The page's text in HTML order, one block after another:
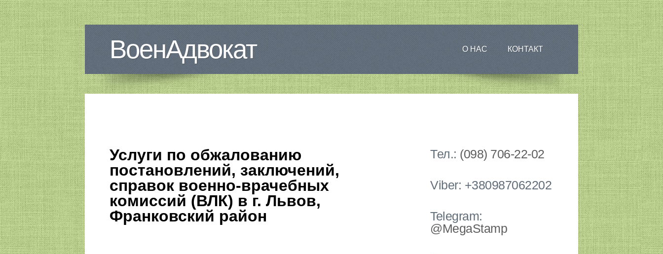
ВоенАдвокат О НАС КОНТАКТ
Услуги по обжалованию
постановлений, заключений,
справок военно-врачебных
комиссий (ВЛК) в г. Львов,
Франковский район
Тел.: (098) 706-22-02
Viber: +380987062202
Telegram:
@MegaStamp